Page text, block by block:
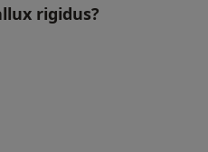
rigidus?